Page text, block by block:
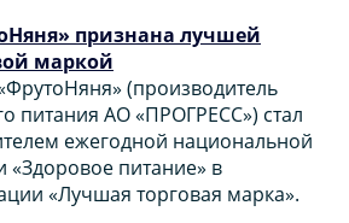
признана лучшей
маркой
(производитель
питания АО «ПРОГРЕСС») стал
ежегодной национальной
«Здоровое питание» в
«Лучшая торговая марка».